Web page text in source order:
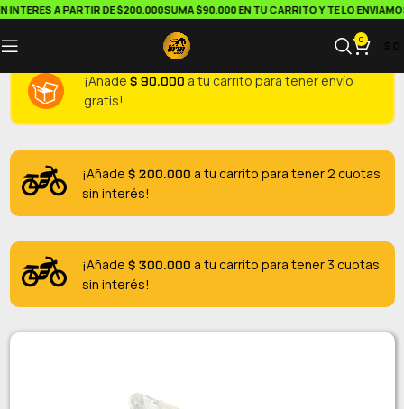
A PARTIR DE $200.000SUMA $90.000 EN TU CARRITO Y TE LO ENVIAMOS
0
¡Añade $90.000 a tu carrito para tener envío
gratis!
¡Añade $200.000 a tu carrito para tener 2 cuotas
sin interés!
¡Añade $300.000 a tu carrito para tener 3 cuotas
sin interés!